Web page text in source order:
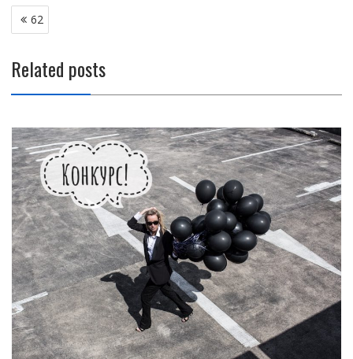
Навигация
по
записям
62
Related posts